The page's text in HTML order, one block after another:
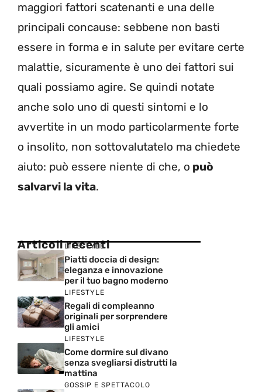
maggiori fattori scatenanti e una delle
principali concause: sebbene non basti
essere in forma e in salute per evitare certe
malattie, sicuramente è uno dei fattori sui
quali possiamo agire. Se quindi notate
anche solo uno di questi sintomi e lo
avvertite in un modo particolarmente forte
o insolito, non sottovalutatelo ma chiedete
aiuto: può essere niente di che, o può
salvarvi la vita.
Articoli recenti
LIFESTYLE
Piatti doccia di design:
eleganza e innovazione
per il tuo bagno moderno
LIFESTYLE
Regali di compleanno
originali per sorprendere
gli amici
LIFESTYLE
Come dormire sul divano
senza svegliarsi distrutti la
mattina
GOSSIP E SPETTACOLO